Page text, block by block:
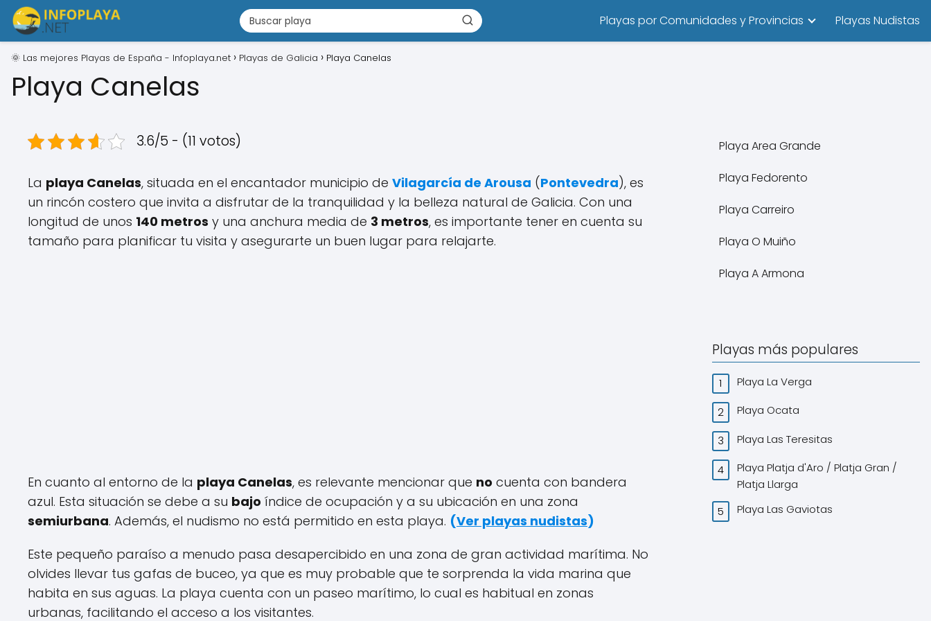
Playas por Comunidades y Provincias Playas Nudistas
🌞 Las mejores Playas de España - Infoplaya.net Playas de Galicia Playa Canelas
Playa Canelas
3.6/5 - (11 votos)
La playa Canelas, situada en el encantador municipio de Vilagarcía de Arousa (Pontevedra), es
un rincón costero que invita a disfrutar de la tranquilidad y la belleza natural de Galicia. Con una
longitud de unos 140 metros y una anchura media de 3 metros, es importante tener en cuenta su
tamaño para planificar tu visita y asegurarte un buen lugar para relajarte.
En cuanto al entorno de la playa Canelas, es relevante mencionar que no cuenta con bandera
azul. Esta situación se debe a su bajo índice de ocupación y a su ubicación en una zona
semiurbana. Además, el nudismo no está permitido en esta playa. (Ver playas nudistas)
Este pequeño paraíso a menudo pasa desapercibido en una zona de gran actividad marítima. No
olvides llevar tus gafas de buceo, ya que es muy probable que te sorprenda la vida marina que
habita en sus aguas. La playa cuenta con un paseo marítimo, lo cual es habitual en zonas
urbanas, facilitando el acceso a los visitantes.
Playa Area Grande
Playa Fedorento
Playa Carreiro
Playa O Muiño
Playa A Armona
Playas más populares
Playa La Verga
Playa Ocata
Playa Las Teresitas
Playa Platja d'Aro / Platja Gran /
Platja Llarga
Playa Las Gaviotas